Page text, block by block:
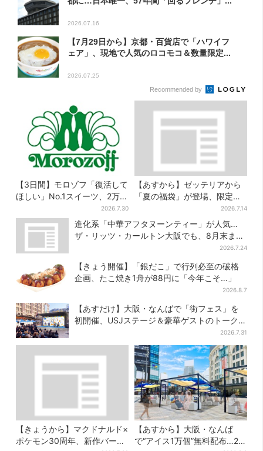
2026.07.16
【7月29日から】京都・百貨店で「ハワイフ
ェア」、現地で人気のロコモコ＆数量限定...
2026.07.25
Recommended by
【3日間】モロゾフ「復活して
ほしい」No.1スイーツ、2万
3865票から選ばれた名作を限
定販売
2026.7.30
【あすから】ゼッテリアから
「夏の福袋」が登場、限定グ
ッズ＆お得な3500円クーポン
付き
2026.7.14
進化系「中華アフタヌーンティー」が人気…
ザ・リッツ・カールトン大阪でも、8月末まで
2026.7.24
【きょう開催】「銀だこ」で行列必至の破格
企画、たこ焼き1舟が88円に「今年こそ…」
2026.8.7
【あすだけ】大阪・なんばで「街フェス」を
初開催、USJステージ＆豪華ゲストのトークシ
2026.7.31
【きょうから】マクドナルド×
ポケモン30周年、新作バーガ
【あすから】大阪・なんば
で“アイス1万個”無料配布…2日